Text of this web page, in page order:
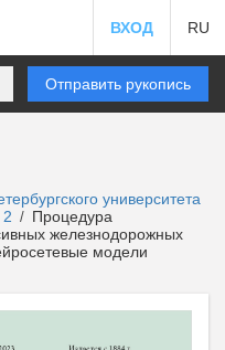
ВХОД RU
Отправить рукопись
университета
/ Процедура
железнодорожных
модели